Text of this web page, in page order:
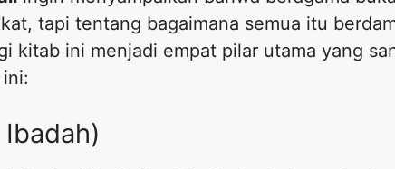
tapi tentang bagaimana semua itu
kitab ini menjadi empat pilar utama yang
Ibadah)